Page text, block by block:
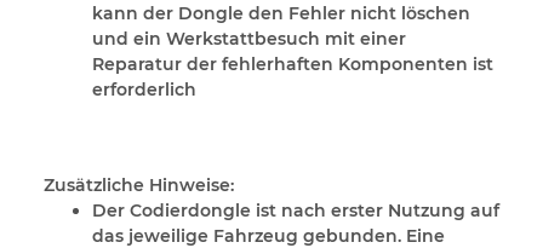
kann der Dongle den Fehler nicht löschen
und ein Werkstattbesuch mit einer
Reparatur der fehlerhaften Komponenten ist
erforderlich
Zusätzliche Hinweise:
Der Codierdongle ist nach erster Nutzung auf
das jeweilige Fahrzeug gebunden. Eine